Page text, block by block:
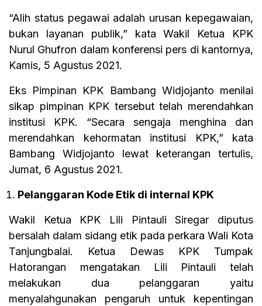
“Alih status pegawai adalah urusan kepegawaian,
bukan layanan publik,” kata Wakil Ketua KPK
Nurul Ghufron dalam konferensi pers di kantornya,
Kamis, 5 Agustus 2021.
Eks Pimpinan KPK Bambang Widjojanto menilai
sikap pimpinan KPK tersebut telah merendahkan
institusi KPK. “Secara sengaja menghina dan
merendahkan kehormatan institusi KPK,” kata
Bambang Widjojanto lewat keterangan tertulis,
Jumat, 6 Agustus 2021.
Pelanggaran Kode Etik di internal KPK
Wakil Ketua KPK Lili Pintauli Siregar diputus
bersalah dalam sidang etik pada perkara Wali Kota
Tanjungbalai. Ketua Dewas KPK Tumpak
Hatorangan mengatakan Lili Pintauli telah
melakukan dua pelanggaran yaitu
menyalahgunakan pengaruh untuk kepentingan